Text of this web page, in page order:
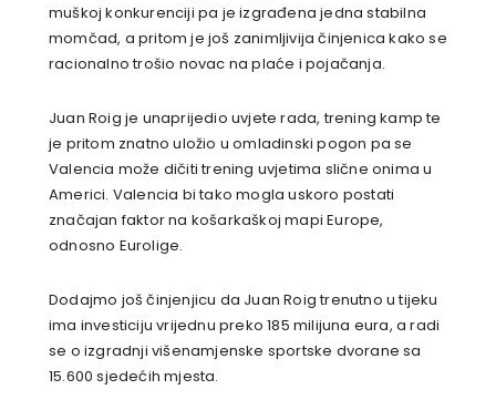
muškoj konkurenciji pa je izgrađena jedna stabilna
momčad, a pritom je još zanimljivija činjenica kako se
racionalno trošio novac na plaće i pojačanja.
Juan Roig je unaprijedio uvjete rada, trening kamp te
je pritom znatno uložio u omladinski pogon pa se
Valencia može dičiti trening uvjetima slične onima u
Americi. Valencia bi tako mogla uskoro postati
značajan faktor na košarkaškoj mapi Europe,
odnosno Eurolige.
Dodajmo još činjenjicu da Juan Roig trenutno u tijeku
ima investiciju vrijednu preko 185 milijuna eura, a radi
se o izgradnji višenamjenske sportske dvorane sa
15.600 sjedećih mjesta.